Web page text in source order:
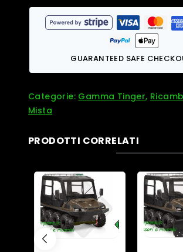
GUARANTEED SAFE
Categorie: Gamma Tinger,
Mista
PRODOTTI CORRELATI